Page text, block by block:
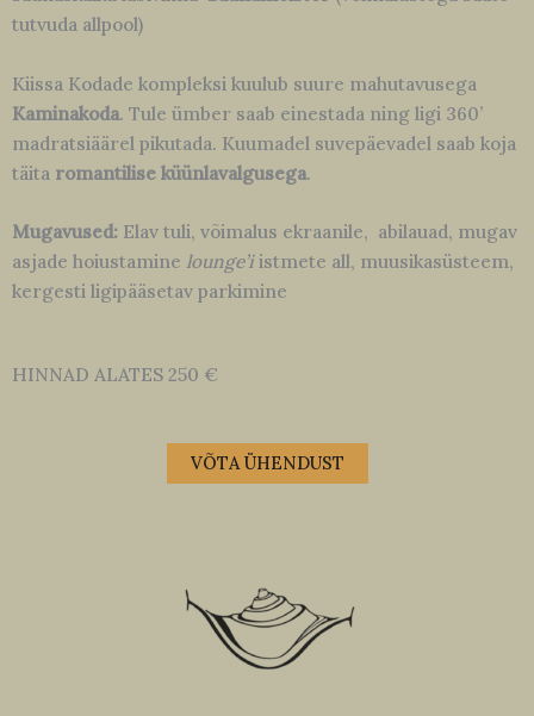
Kiissa Kodade kompleksi kuulub suure mahutavusega
Kaminakoda. Tule ümber saab einestada ning ligi 360’
madratsiäärel pikutada. Kuumadel suvepäevadel saab koja
täita romantilise küünlavalgusega.
Mugavused: Elav tuli, võimalus ekraanile, abilauad, mugav
asjade hoiustamine lounge’iistmete all, muusikasüsteem,
kergesti ligipääsetav parkimine
HINNAD ALATES 250 €
VÕTA ÜHENDUST
tutvuda allpool)